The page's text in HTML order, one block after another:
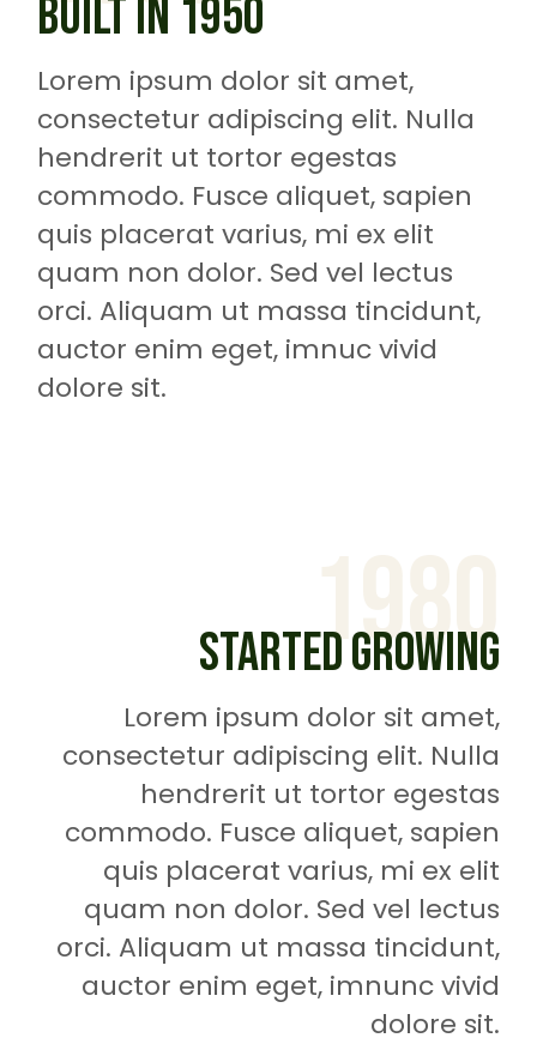
BUILT IN 1950
Lorem ipsum dolor sit amet,
consectetur adipiscing elit. Nulla
hendrerit ut tortor egestas
commodo. Fusce aliquet, sapien
quis placerat varius, mi ex elit
quam non dolor. Sed vel lectus
orci. Aliquam ut massa tincidunt,
auctor enim eget, imnuc vivid
dolore sit.
1980
STARTED GROWING
Lorem ipsum dolor sit amet,
consectetur adipiscing elit. Nulla
hendrerit ut tortor egestas
commodo. Fusce aliquet, sapien
quis placerat varius, mi ex elit
quam non dolor. Sed vel lectus
orci. Aliquam ut massa tincidunt,
auctor enim eget, imnunc vivid
dolore sit.